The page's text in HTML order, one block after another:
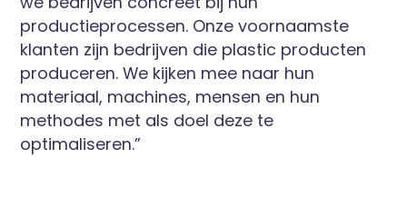
productieprocessen. Onze voornaamste
klanten zijn bedrijven die plastic producten
produceren. We kijken mee naar hun
materiaal, machines, mensen en hun
methodes met als doel deze te
optimaliseren.”